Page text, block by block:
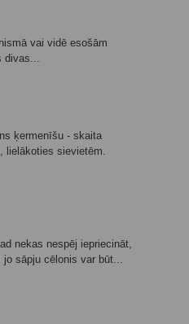
vai vidē esošām
divas...
ķermenīšu - skaita
lielākoties sievietēm.
nekas nespēj iepriecināt,
sāpju cēlonis var būt...